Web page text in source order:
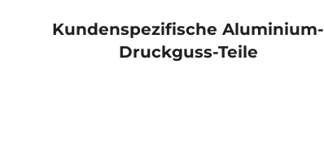
Kundenspezifische Aluminium-
Druckguss-Teile